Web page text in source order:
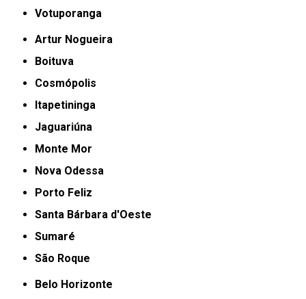
Votuporanga
Artur Nogueira
Boituva
Cosmópolis
Itapetininga
Jaguariúna
Monte Mor
Nova Odessa
Porto Feliz
Santa Bárbara d'Oeste
Sumaré
São Roque
Belo Horizonte